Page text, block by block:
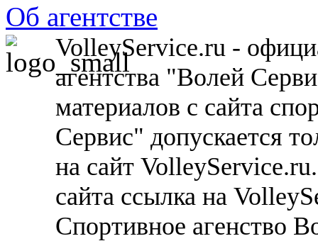
Об агентстве
VolleyService.ru -
агентства "Волей
материалов с сайта
Сервис" допускается
на сайт
сайта ссылка на
Спортивное агенство